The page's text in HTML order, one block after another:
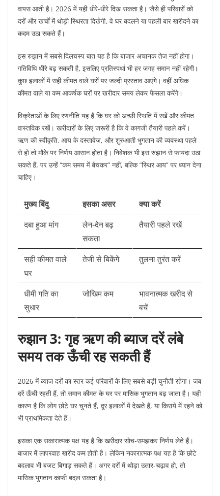
वापस आती है। 2026 में यही धीरे-धीरे दिख सकता है। जैसे ही परिवारों को
दरों और खर्चों में थोड़ी स्थिरता दिखेगी, वे घर बदलने या पहली बार खरीदने का
कदम उठा सकते हैं।
इस रुझान में सबसे दिलचस्प बात यह है कि बाजार अचानक तेज नहीं होगा।
गतिविधि धीरे बढ़ सकती है, इसलिए प्रतिस्पर्धा भी हर जगह समान नहीं रहेगी।
कुछ इलाकों में सही कीमत वाले घरों पर जल्दी प्रस्ताव आएंगे। वहीं अधिक
कीमत वाले या कम आकर्षक घरों पर खरीदार समय लेकर फैसला करेंगे।
विक्रेताओं के लिए रणनीति यह है कि घर को अच्छी स्थिति में रखें और कीमत
वास्तविक रखें। खरीदारों के लिए जरूरी है कि वे कागजी तैयारी पहले करें।
ऋण की स्वीकृति, आय के दस्तावेज, और शुरुआती भुगतान की व्यवस्था पहले
से हो तो मौके पर निर्णय आसान होता है। निवेशक भी इस रुझान से फायदा उठा
सकते हैं, पर उन्हें “कम समय में बेचकर” नहीं, बल्कि “स्थिर आय” पर ध्यान देना
चाहिए।
मुख्य बिंदु इसका असर
क्या करें
दबा हुआ मांग
लेन-देन बढ़
सकता
तैयारी पहले रखें
सही कीमत वाले
घर
तेजी से बिकेंगे तुलना तुरंत करें
धीमी गति का
सुधार
जोखिम कम
भावनात्मक खरीद से
बचें
रुझान 3: गृह ऋण की ब्याज दरें लंबे
समय तक ऊँची रह सकती हैं
2026 में ब्याज दरों का स्तर कई परिवारों के लिए सबसे बड़ी चुनौती रहेगा। जब
दरें ऊँची रहती हैं, तो समान कीमत के घर पर मासिक भुगतान बढ़ जाता है। यही
कारण है कि लोग छोटे घर चुनते हैं, दूर इलाकों में देखते हैं, या किराये में रहने को
भी प्राथमिकता देते हैं।
इसका एक सकारात्मक पक्ष यह है कि खरीदार सोच-समझकर निर्णय लेते हैं।
बाजार में लापरवाह खरीद कम होती है। लेकिन नकारात्मक पक्ष यह है कि छोटे
बदलाव भी बजट बिगाड़ सकते हैं। अगर दरों में थोड़ा उतार-चढ़ाव हो, तो
मासिक भुगतान काफी बदल सकता है।